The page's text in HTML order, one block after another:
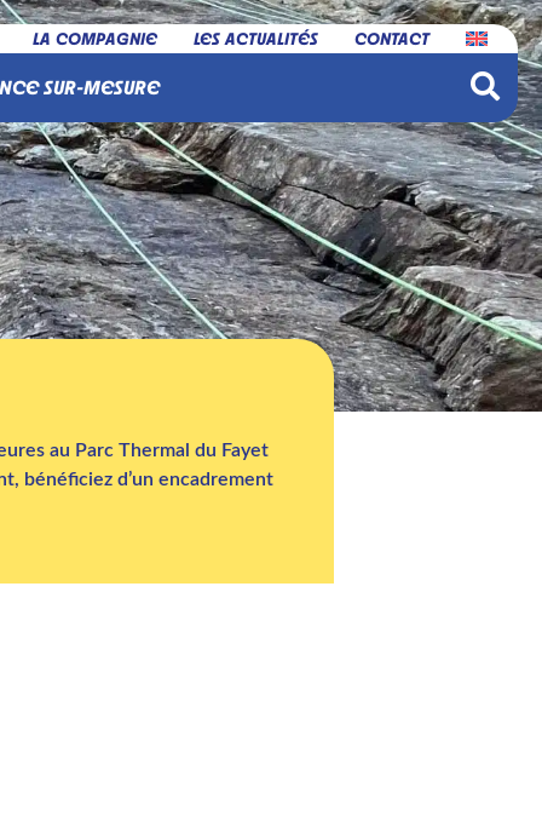
LA COMPAGNIE LES ACTUALITÉS CONTACT
SUR-MESURE
au Parc Thermal du Fayet
bénéficiez d’un encadrement